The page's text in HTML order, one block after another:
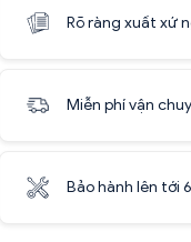
Rõ ràng xuất xứ
Miễn phí vận
Bảo hành lên tới